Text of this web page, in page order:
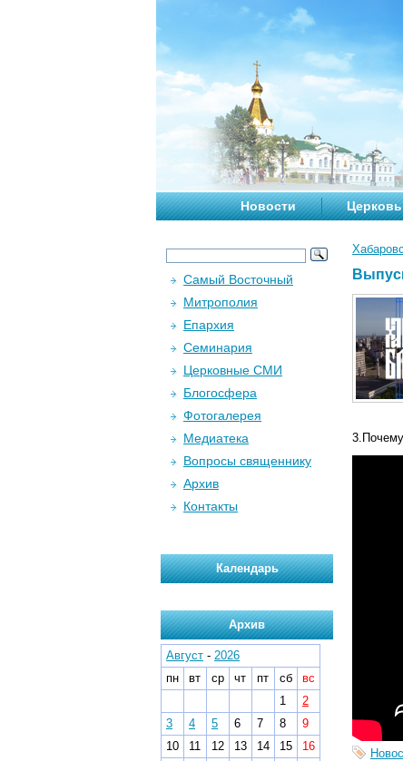
Новости Церковь
Самый Восточный
Митрополия
Епархия
Семинария
Церковные СМИ
Блогосфера
Фотогалерея
Медиатека
Вопросы священнику
Архив
Контакты
Календарь
Архив
Август - 2026
пн
вт ср чт пт сб
вс
1
2
3
4 5 6 7 8
9
10
11 12 13 14 15
16